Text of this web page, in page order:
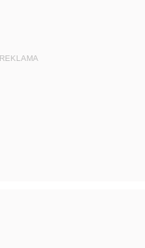
REKLAMA